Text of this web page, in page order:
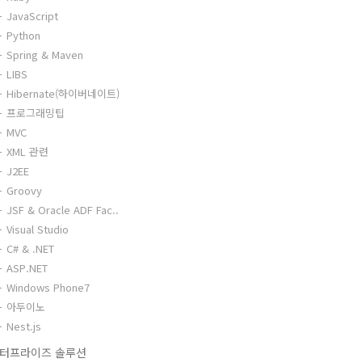
JavaScript
Python
Spring & Maven
LIBS
Hibernate(하이버네이트)
프로그래밍팁
MVC
XML 관련
J2EE
Groovy
JSF & Oracle ADF Fac..
Visual Studio
C# & .NET
ASP.NET
Windows Phone7
아두이노
Nest.js
프라이즈 솔루션